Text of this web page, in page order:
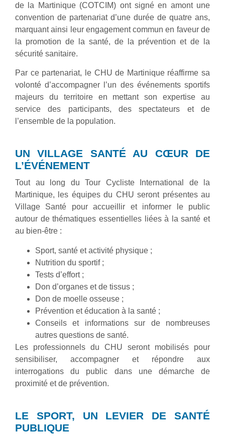
de la Martinique (COTCIM) ont signé en amont une
convention de partenariat d’une durée de quatre ans,
marquant ainsi leur engagement commun en faveur de
la promotion de la santé, de la prévention et de la
sécurité sanitaire.
Par ce partenariat, le CHU de Martinique réaffirme sa
volonté d’accompagner l’un des événements sportifs
majeurs du territoire en mettant son expertise au
service des participants, des spectateurs et de
l’ensemble de la population.
UN VILLAGE SANTÉ AU CŒUR DE
L’ÉVÉNEMENT
Tout au long du Tour Cycliste International de la
Martinique, les équipes du CHU seront présentes au
Village Santé pour accueillir et informer le public
autour de thématiques essentielles liées à la santé et
au bien-être :
Sport, santé et activité physique ;
Nutrition du sportif ;
Tests d’effort ;
Don d’organes et de tissus ;
Don de moelle osseuse ;
Prévention et éducation à la santé ;
Conseils et informations sur de nombreuses
autres questions de santé.
Les professionnels du CHU seront mobilisés pour
sensibiliser, accompagner et répondre aux
interrogations du public dans une démarche de
proximité et de prévention.
LE SPORT, UN LEVIER DE SANTÉ
PUBLIQUE